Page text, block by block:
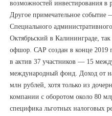
возможностей инвестирования в
Другое примечательное событие
Специального
Октябрьский в Калининграде,
офшор. САР создан в конце 2019
в актив 37 участников — 15
международный фонд. Доход от
млн рублей, хотя только из
компании с оборотом около 80
специфика льготных налоговых